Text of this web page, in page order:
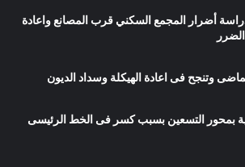
أضرار المجمع السكني قرب المصانع واعادة
وتنجح فى اعادة الهيكلة وسداد الديون
بمحور التسعين بسبب كسر فى الخط الرئيسى